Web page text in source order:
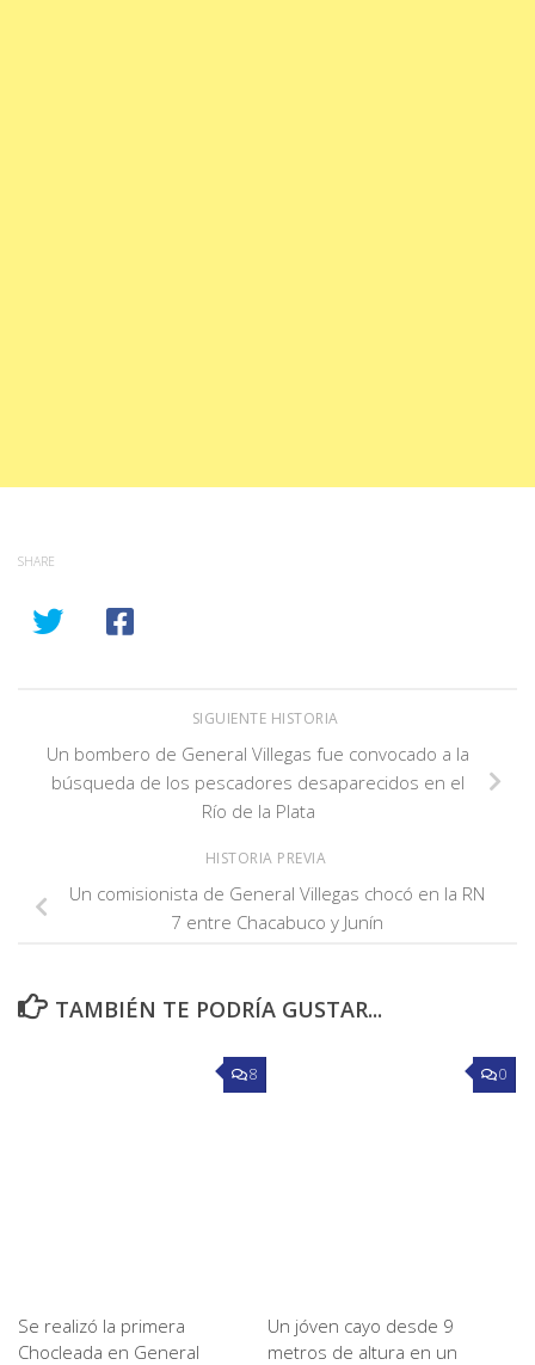
SHARE
SIGUIENTE HISTORIA
Un bombero de General Villegas fue convocado a la
búsqueda de los pescadores desaparecidos en el
Río de la Plata
HISTORIA PREVIA
Un comisionista de General Villegas chocó en la RN
7 entre Chacabuco y Junín
TAMBIÉN TE PODRÍA GUSTAR...
8
Se realizó la primera
Chocleada en General
0
Un jóven cayo desde 9
metros de altura en un